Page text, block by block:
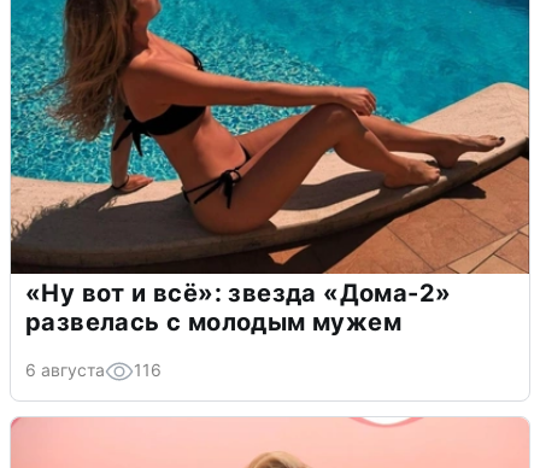
«Ну вот и всё»: звезда «Дома-2»
развелась с молодым мужем
6 августа 116